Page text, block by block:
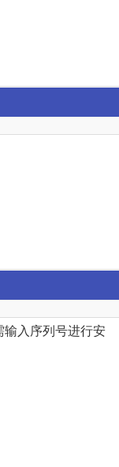
入序列号进行安